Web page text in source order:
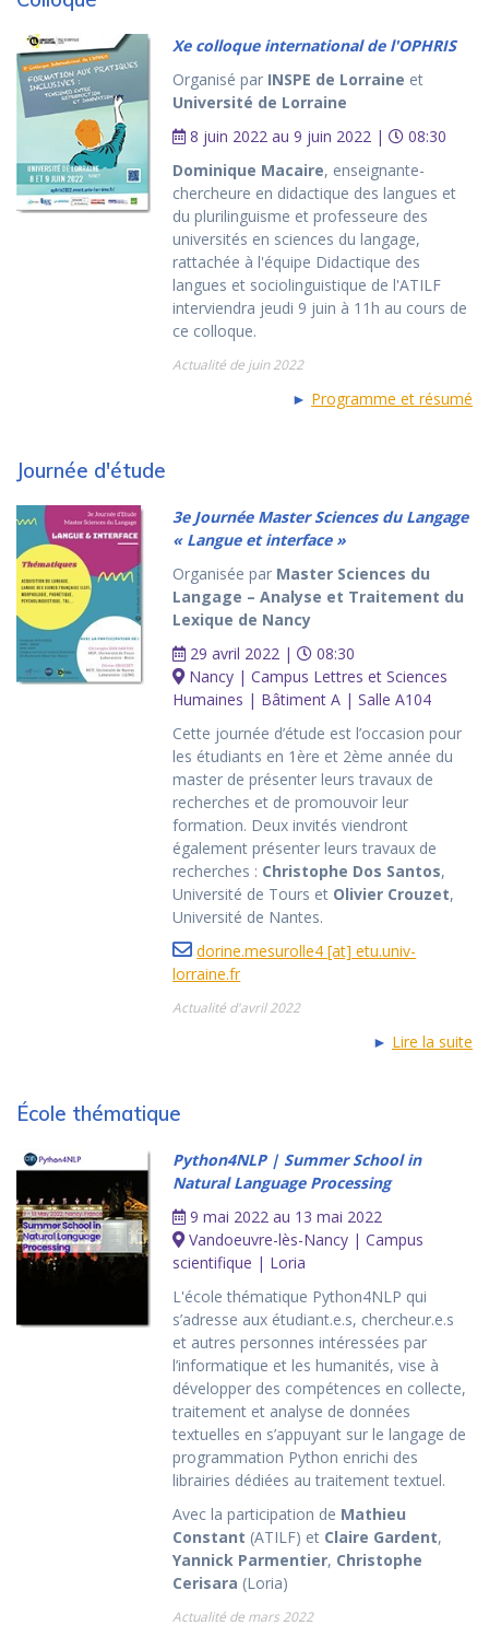
Xe colloque international de l'OPHRIS
Organisé par INSPE de Lorraine et
Université de Lorraine
8 juin 2022 au 9 juin 2022 |
08:30
Dominique Macaire, enseignante-
chercheure en didactique des langues et
du plurilinguisme et professeure des
universités en sciences du langage,
rattachée à l'équipe Didactique des
langues et sociolinguistique de l'ATILF
interviendra jeudi 9 juin à 11h au cours de
ce colloque.
Actualité de juin 2022
► Programme et résumé
Journée d'étude
3e Journée Master Sciences du Langage
« Langue et interface »
Organisée par Master Sciences du
Langage – Analyse et Traitement du
Lexique de Nancy
29 avril 2022 |
08:30
Nancy | Campus Lettres et Sciences
Humaines | Bâtiment A | Salle A104
Cette journée d’étude est l’occasion pour
les étudiants en 1ère et 2ème année du
master de présenter leurs travaux de
recherches et de promouvoir leur
formation. Deux invités viendront
également présenter leurs travaux de
recherches : Christophe Dos Santos,
Université de Tours et Olivier Crouzet,
Université de Nantes.
dorine.mesurolle4 [at] etu.univ-
lorraine.fr
Actualité d'avril 2022
► Lire la suite
École thématique
Python4NLP | Summer School in
Natural Language Processing
9 mai 2022 au 13 mai 2022
Vandoeuvre-lès-Nancy | Campus
scientifique | Loria
L'école thématique Python4NLP qui
s’adresse aux étudiant.e.s, chercheur.e.s
et autres personnes intéressées par
l’informatique et les humanités, vise à
développer des compétences en collecte,
traitement et analyse de données
textuelles en s’appuyant sur le langage de
programmation Python enrichi des
librairies dédiées au traitement textuel.
Avec la participation de Mathieu
Constant (ATILF) et Claire Gardent,
Yannick Parmentier, Christophe
Cerisara (Loria)
Actualité de mars 2022